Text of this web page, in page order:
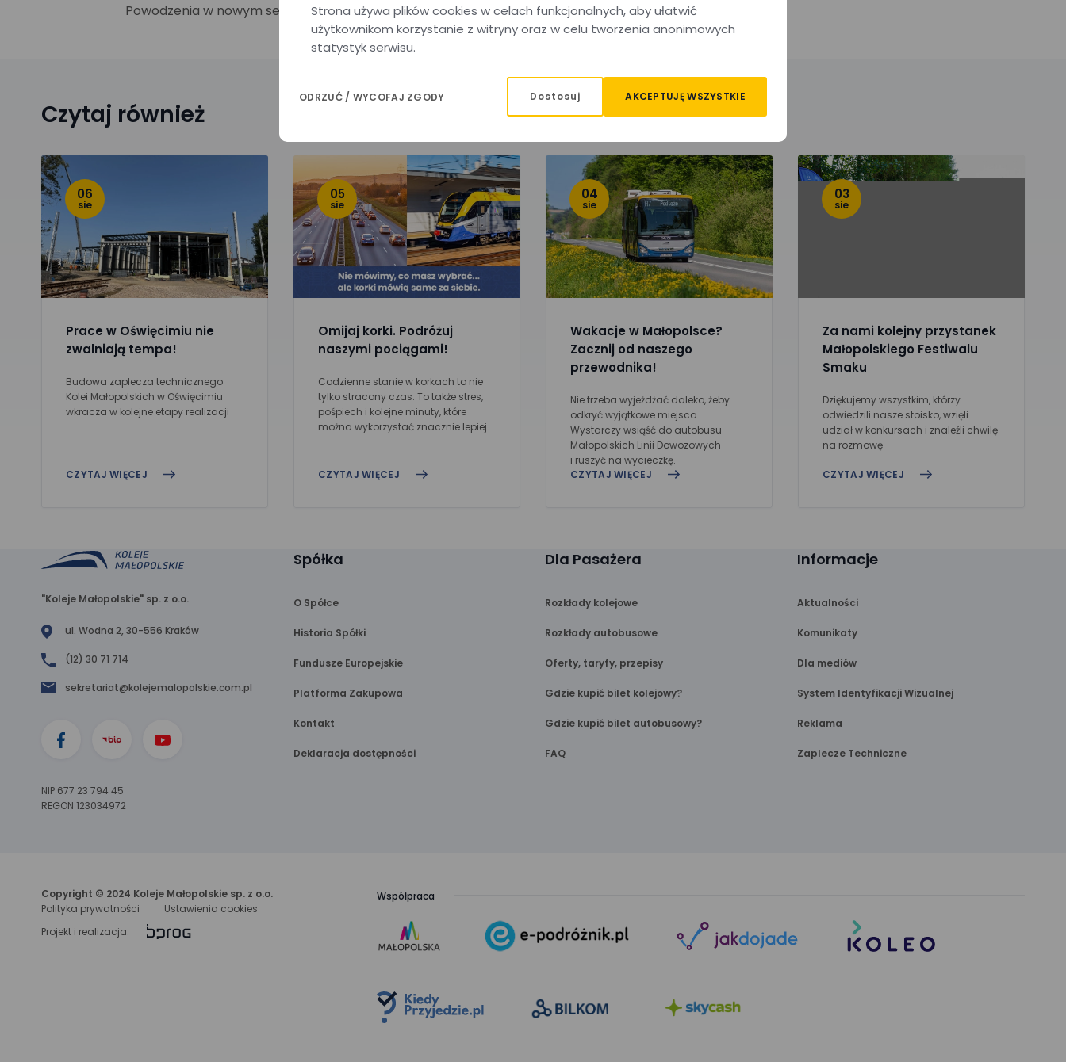
Powodzenia w nowym semestrze i do zobaczenia na pokładzie!
Czytaj również
06
sie
Prace w Oświęcimiu nie
zwalniają tempa!
Budowa zaplecza technicznego
Kolei Małopolskich w Oświęcimiu
wkracza w kolejne etapy realizacji
CZYTAJ WIĘCEJ
05
sie
Omijaj korki. Podróżuj
naszymi pociągami!
Codzienne stanie w korkach to nie
tylko stracony czas. To także stres,
pośpiech i kolejne minuty, które
można wykorzystać znacznie lepiej.
CZYTAJ WIĘCEJ
04
sie
Wakacje w Małopolsce?
Zacznij od naszego
przewodnika!
Nie trzeba wyjeżdżać daleko, żeby
odkryć wyjątkowe miejsca.
Wystarczy wsiąść do autobusu
Małopolskich Linii Dowozowych
i ruszyć na wycieczkę.
CZYTAJ WIĘCEJ
03
sie
Za nami kolejny przystanek
Małopolskiego Festiwalu
Smaku
Dziękujemy wszystkim, którzy
odwiedzili nasze stoisko, wzięli
udział w konkursach i znaleźli chwilę
na rozmowę
CZYTAJ WIĘCEJ
"Koleje Małopolskie" sp. z o.o.
ul. Wodna 2, 30-556 Kraków
(12) 30 71 714
sekretariat@kolejemalopolskie.com.pl
NIP 677 23 794 45
REGON 123034972
Spółka
O Spółce
Historia Spółki
Fundusze Europejskie
Platforma Zakupowa
Kontakt
Deklaracja dostępności
Dla Pasażera
Rozkłady kolejowe
Rozkłady autobusowe
Oferty, taryfy, przepisy
Gdzie kupić bilet kolejowy?
Gdzie kupić bilet autobusowy?
FAQ
Informacje
Aktualności
Komunikaty
Dla mediów
System Identyfikacji Wizualnej
Reklama
Zaplecze Techniczne
Copyright © 2024 Koleje Małopolskie sp. z o.o.
Polityka prywatności
Ustawienia cookies
Projekt i realizacja:
link
Współpraca
link
otwiera
otwiera
otwiera
Strona używa plików cookies w celach funkcjonalnych, aby ułatwić
użytkownikom korzystanie z witryny oraz w celu tworzenia anonimowych
statystyk serwisu.
ODRZUĆ / WYCOFAJ ZGODY Dostosuj AKCEPTUJĘ WSZYSTKIE